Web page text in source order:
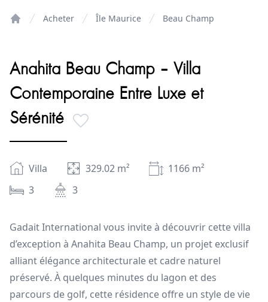
Acheter Île Maurice Beau Champ
Anahita Beau Champ – Villa
Contemporaine Entre Luxe et
Sérénité
Villa 329.02 m² 1166 m²
3
3
Gadait International vous invite à découvrir cette villa
d’exception à Anahita Beau Champ, un projet exclusif
alliant élégance architecturale et cadre naturel
préservé. À quelques minutes du lagon et des
parcours de golf, cette résidence offre un style de vie